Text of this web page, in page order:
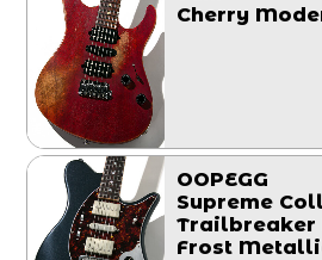
Cherry
OOPEGG
Supreme
Trailbreaker
Frost